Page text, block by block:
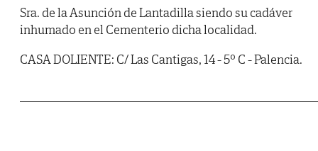
Sra. de la Asunción de Lantadilla siendo su cadáver
inhumado en el Cementerio dicha localidad.
CASA DOLIENTE: C/ Las Cantigas, 14 - 5º C - Palencia.